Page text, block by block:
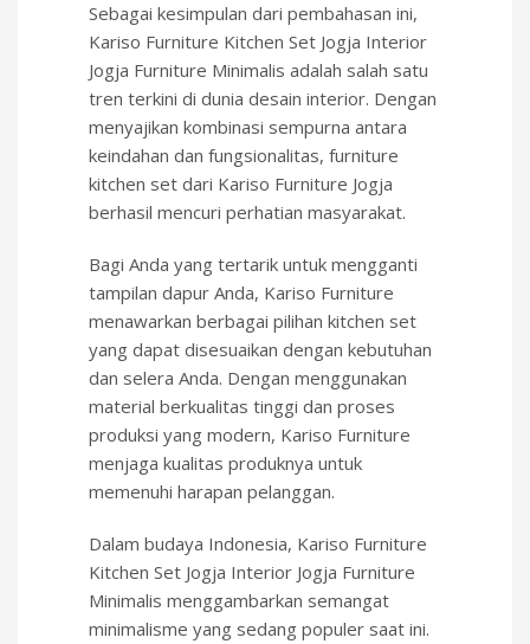
Sebagai kesimpulan dari pembahasan ini,
Kariso Furniture Kitchen Set Jogja Interior
Jogja Furniture Minimalis adalah salah satu
tren terkini di dunia desain interior. Dengan
menyajikan kombinasi sempurna antara
keindahan dan fungsionalitas, furniture
kitchen set dari Kariso Furniture Jogja
berhasil mencuri perhatian masyarakat.
Bagi Anda yang tertarik untuk mengganti
tampilan dapur Anda, Kariso Furniture
menawarkan berbagai pilihan kitchen set
yang dapat disesuaikan dengan kebutuhan
dan selera Anda. Dengan menggunakan
material berkualitas tinggi dan proses
produksi yang modern, Kariso Furniture
menjaga kualitas produknya untuk
memenuhi harapan pelanggan.
Dalam budaya Indonesia, Kariso Furniture
Kitchen Set Jogja Interior Jogja Furniture
Minimalis menggambarkan semangat
minimalisme yang sedang populer saat ini.